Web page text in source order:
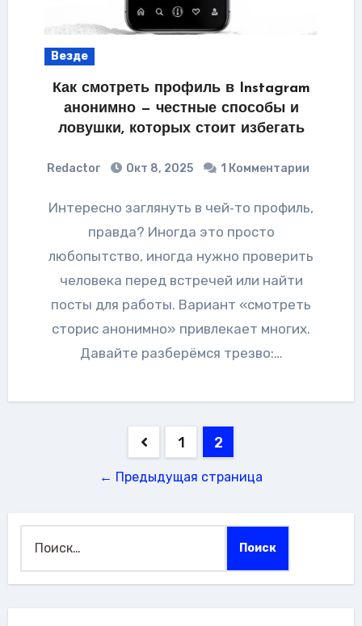
Везде
Как смотреть профиль в Instagram
анонимно — честные способы и
ловушки, которых стоит избегать
Redactor Окт 8, 2025 1 Комментарии
Интересно заглянуть в чей‑то профиль,
правда? Иногда это просто
любопытство, иногда нужно проверить
человека перед встречей или найти
посты для работы. Вариант «смотреть
сторис анонимно» привлекает многих.
Давайте разберёмся трезво:…
Пагинация
1 2
← Предыдущая страница